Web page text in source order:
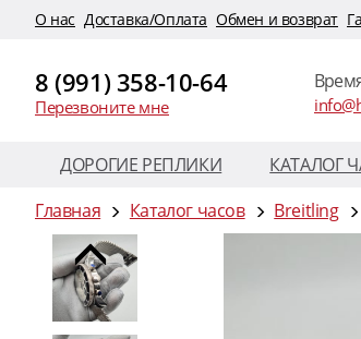
O нас Доставка/Оплата Обмен и возврат
8 (991) 358-10-64
Перезвоните мне
ДОРОГИЕ РЕПЛИКИ КАТАЛОГ
Главная
Каталог часов Breitling